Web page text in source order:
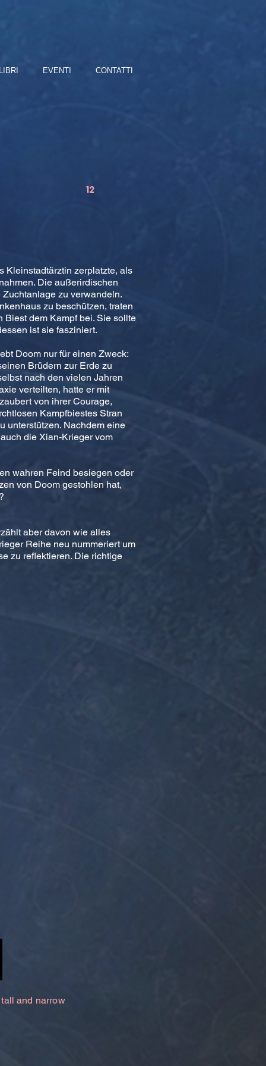
EVENTI CONTATTI
12
Kleinstadtärztin zerplatzte, als
Die außerirdischen
zu verwandeln.
zu beschützen, traten
dem Kampf bei. Sie sollte
ist sie fasziniert.
Doom nur für einen Zweck:
Brüdern zur Erde zu
nach den vielen Jahren
verteilten, hatte er mit
von ihrer Courage,
Kampfbiestes Stran
unterstützen. Nachdem eine
die Xian-Krieger vom
wahren Feind besiegen oder
von Doom gestohlen hat,
aber davon wie alles
Reihe neu nummeriert um
zu reflektieren. Die richtige
and narrow